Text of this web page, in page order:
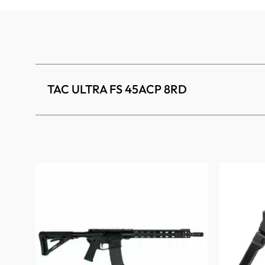
TAC ULTRA FS 45ACP 8RD